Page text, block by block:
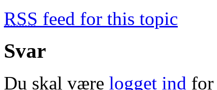
RSS feed for this topic
Svar
Du skal være logget ind for